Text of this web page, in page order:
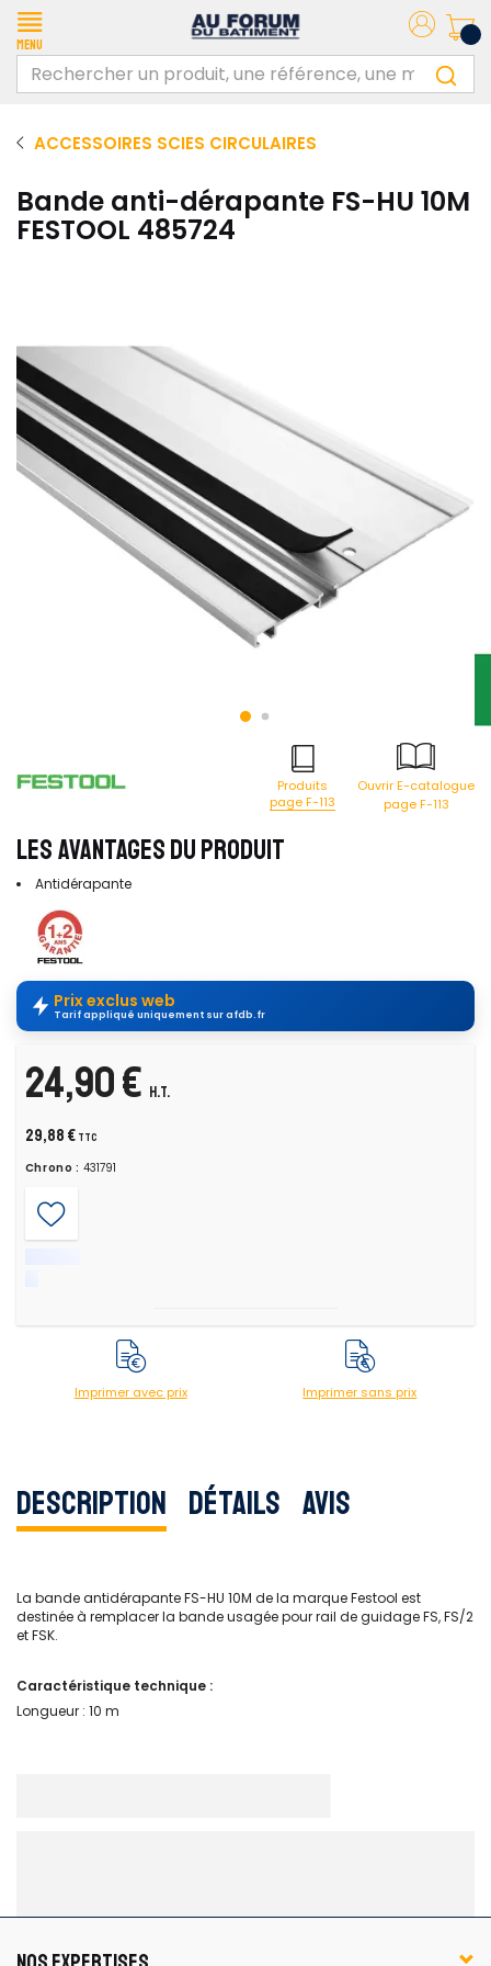
Menu
ACCESSOIRES SCIES CIRCULAIRES
Bande anti-dérapante FS-HU 10M
FESTOOL 485724
Produits
page F-113
Ouvrir E-catalogue
page F-113
LES AVANTAGES DU PRODUIT
Antidérapante
Prix exclus web
Tarif appliqué uniquement sur afdb.fr
24,90 € H.T.
29,88 € TTC
Chrono : 431791
Imprimer avec prix Imprimer sans prix
Description Détails Avis
La bande antidérapante FS-HU 10M de la marque Festool est
destinée à remplacer la bande usagée pour rail de guidage FS, FS/2
et FSK.
Caractéristique technique :
Longueur : 10 m